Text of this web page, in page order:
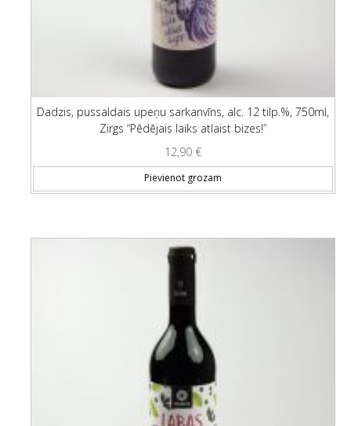
Dadzis, pussaldais upeņu sarkanvīns, alc. 12 tilp.%, 750ml,
Zirgs “Pēdējais laiks atlaist bizes!”
12,90 €
Pievienot grozam